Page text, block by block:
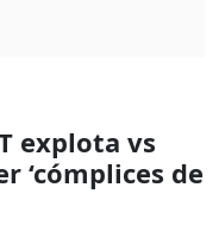
explota vs
‘cómplices de